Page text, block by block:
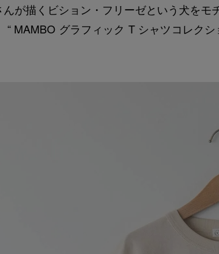
が描くビション・フリーゼという犬をモ
“ MAMBO グラフィック T シャツコレク